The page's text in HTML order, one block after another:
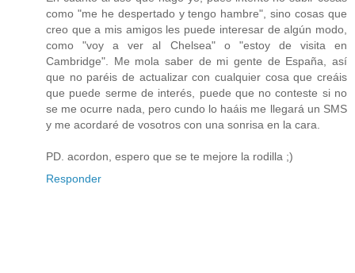
como "me he despertado y tengo hambre", sino cosas que
creo que a mis amigos les puede interesar de algún modo,
como "voy a ver al Chelsea" o "estoy de visita en
Cambridge". Me mola saber de mi gente de España, así
que no paréis de actualizar con cualquier cosa que creáis
que puede serme de interés, puede que no conteste si no
se me ocurre nada, pero cundo lo haáis me llegará un SMS
y me acordaré de vosotros con una sonrisa en la cara.
PD. acordon, espero que se te mejore la rodilla ;)
Responder